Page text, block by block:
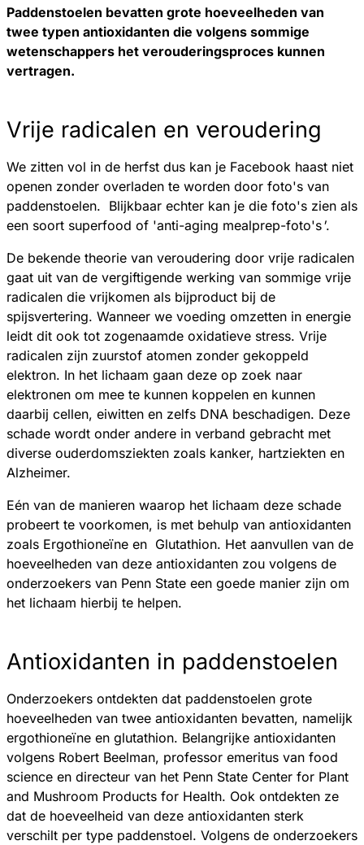
Paddenstoelen bevatten grote hoeveelheden van
twee typen antioxidanten die volgens sommige
wetenschappers het verouderingsproces kunnen
vertragen.
Vrije radicalen en veroudering
We zitten vol in de herfst dus kan je Facebook haast niet
openen zonder overladen te worden door foto's van
paddenstoelen. Blijkbaar echter kan je die foto's zien als
een soort superfood of 'anti-aging mealprep-foto's'.
De bekende theorie van veroudering door vrije radicalen
gaat uit van de vergiftigende werking van sommige vrije
radicalen die vrijkomen als bijproduct bij de
spijsvertering. Wanneer we voeding omzetten in energie
leidt dit ook tot zogenaamde oxidatieve stress. Vrije
radicalen zijn zuurstof atomen zonder gekoppeld
elektron. In het lichaam gaan deze op zoek naar
elektronen om mee te kunnen koppelen en kunnen
daarbij cellen, eiwitten en zelfs DNA beschadigen. Deze
schade wordt onder andere in verband gebracht met
diverse ouderdomsziekten zoals kanker, hartziekten en
Alzheimer.
Eén van de manieren waarop het lichaam deze schade
probeert te voorkomen, is met behulp van antioxidanten
zoals Ergothioneïne en Glutathion. Het aanvullen van de
hoeveelheden van deze antioxidanten zou volgens de
onderzoekers van Penn State een goede manier zijn om
het lichaam hierbij te helpen.
Antioxidanten in paddenstoelen
Onderzoekers ontdekten dat paddenstoelen grote
hoeveelheden van twee antioxidanten bevatten, namelijk
ergothioneïne en glutathion. Belangrijke antioxidanten
volgens Robert Beelman, professor emeritus van food
science en directeur van het Penn State Center for Plant
and Mushroom Products for Health. Ook ontdekten ze
dat de hoeveelheid van deze antioxidanten sterk
verschilt per type paddenstoel. Volgens de onderzoekers